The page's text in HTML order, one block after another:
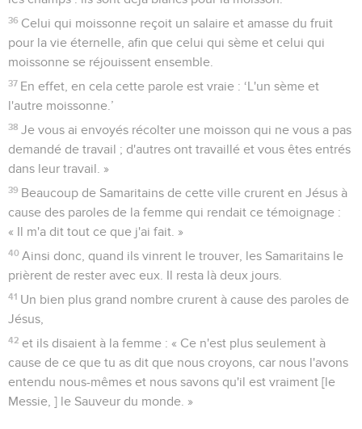
36 Celui qui moissonne reçoit un salaire et amasse du fruit
pour la vie éternelle, afin que celui qui sème et celui qui
moissonne se réjouissent ensemble.
37 En effet, en cela cette parole est vraie : ‘L'un sème et
l'autre moissonne.’
38 Je vous ai envoyés récolter une moisson qui ne vous a pas
demandé de travail ; d'autres ont travaillé et vous êtes entrés
dans leur travail. »
39 Beaucoup de Samaritains de cette ville crurent en Jésus à
cause des paroles de la femme qui rendait ce témoignage :
« Il m'a dit tout ce que j'ai fait. »
40 Ainsi donc, quand ils vinrent le trouver, les Samaritains le
prièrent de rester avec eux. Il resta là deux jours.
41 Un bien plus grand nombre crurent à cause des paroles de
Jésus,
42 et ils disaient à la femme : « Ce n'est plus seulement à
cause de ce que tu as dit que nous croyons, car nous l'avons
entendu nous-mêmes et nous savons qu'il est vraiment [le
Messie, ] le Sauveur du monde. »